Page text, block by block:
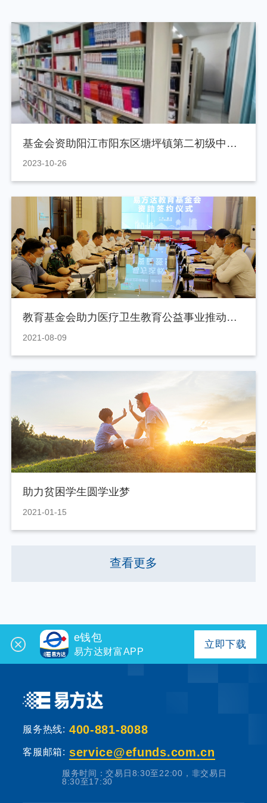
基金会资助阳江市阳东区塘坪镇第二初级中学建设图书馆
2023-10-26
教育基金会助力医疗卫生教育公益事业推动韶关“招善引爱”工作深入实施
2021-08-09
助力贫困学生圆学业梦
2021-01-15
查看更多
e钱包
易方达财富APP
立即下载
服务热线: 400-881-8088
客服邮箱: service@efunds.com.cn
服务时间：交易日8:30至22:00，非交易日
8:30至17:30